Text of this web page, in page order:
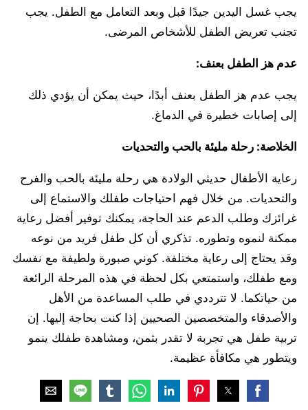
يجب غسل اليدين جيدًا قبل وبعد التعامل مع الطفل. يجب
تجنب تعريض الطفل للأشخاص المرضى.
عدم هز الطفل بعنف:
يجب عدم هز الطفل بعنف أبدًا، حيث يمكن أن يؤدي ذلك
إلى إصابات خطيرة في الدماغ.
الخلاصة: رحلة مليئة بالحب والتحديات
رعاية الأطفال حديثي الولادة هي رحلة مليئة بالحب والفرح
والتحديات. من خلال فهم احتياجات طفلك والاستماع إلى
غرائزك وطلب الدعم عند الحاجة، يمكنك توفير أفضل رعاية
ممكنة لنموه وتطوره. تذكري أن كل طفل فريد من نوعه
وقد يحتاج إلى رعاية مختلفة. كوني صبورة ولطيفة مع نفسك
ومع طفلك، واستمتعي بكل لحظة في هذه المرحلة الرائعة
من حياتكما. لا تترددي في طلب المساعدة من الأهل
والأصدقاء والمتخصصين الصحيين إذا كنت بحاجة إليها. إن
تربية طفل هي تجربة لا تقدر بثمن، ومشاهدة طفلك ينمو
ويتطور هي مكافأة عظيمة.